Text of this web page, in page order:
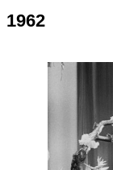
1962